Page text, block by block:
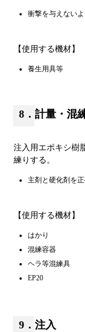
衝撃を与えない
【使用する機材】
養生用具等
8．計量・混
注入用エポキシ樹
練りする。
主剤と硬化剤を正
【使用する機材】
はかり
混練容器
ヘラ等混練具
EP20
9．注入